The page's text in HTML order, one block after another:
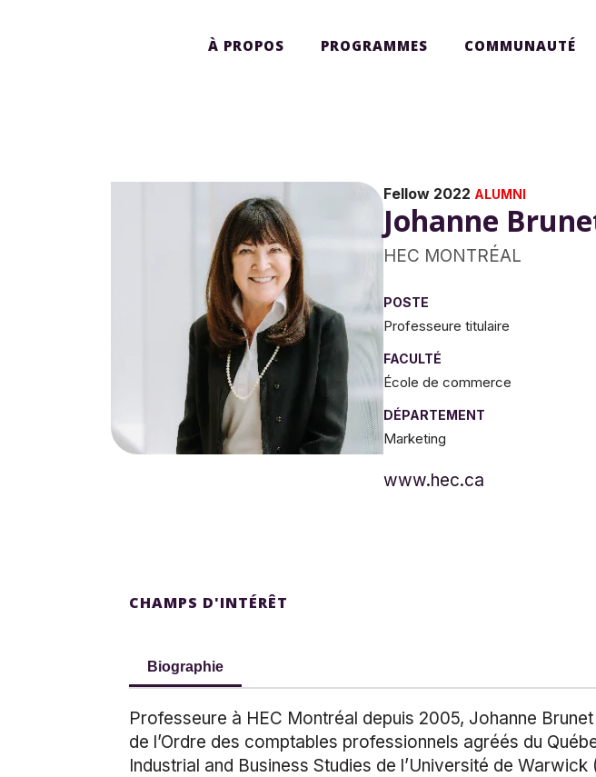
À PROPOS PROGRAMMES COMMUNAUTÉ
Fellow 2022 ALUMNI
Johanne
HEC MONTRÉAL
POSTE
Professeure titulaire
FACULTÉ
École de commerce
DÉPARTEMENT
Marketing
www.hec.ca
CHAMPS D'INTÉRÊT
Biographie
Professeure à HEC Montréal depuis 2005, Johanne
de l’Ordre des comptables professionnels agréés du
Industrial and Business Studies de l’Université de